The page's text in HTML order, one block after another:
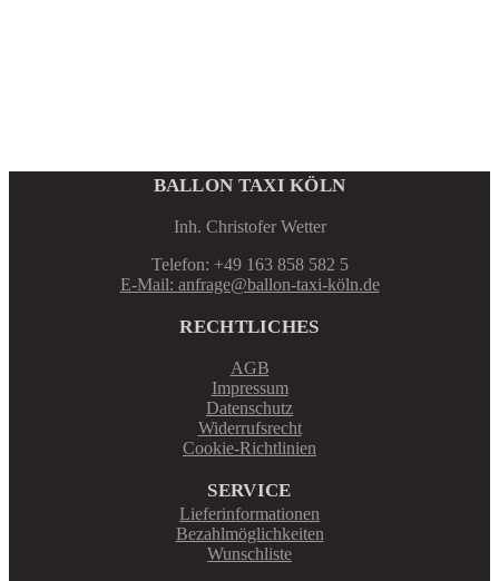
BALLON TAXI KÖLN
Inh. Christofer Wetter
Telefon: +49 163 858 582 5
E-Mail: anfrage@ballon-taxi-köln.de
RECHTLICHES
AGB
Impressum
Datenschutz
Widerrufsrecht
Cookie-Richtlinien
SERVICE
Lieferinformationen
Bezahlmöglichkeiten
Wunschliste